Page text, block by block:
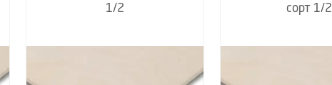
1/2
сорт 1/2